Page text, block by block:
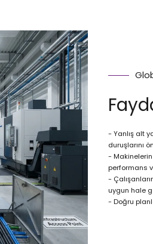
- Yanlış alt
duruşlarını
-
performans
-
uygun hale
- Doğru